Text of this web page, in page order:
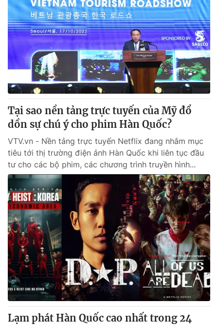
Tại sao nền tảng trực tuyến của Mỹ đổ
dồn sự chú ý cho phim Hàn Quốc?
VTV.vn - Nền tảng trực tuyến Netflix đang nhắm mục
tiêu tới thị trường điện ảnh Hàn Quốc khi liên tục đầu
tư cho các bộ phim, các chương trình truyền hình...
Lạm phát Hàn Quốc cao nhất trong 24